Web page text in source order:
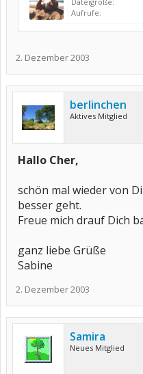
Aufrufe:
2. Dezember 2003
berlinchen
Aktives Mitglied
Hallo Cher,
schön mal wieder von
besser geht.
Freue mich drauf Dich
ganz liebe Grüße
Sabine
2. Dezember 2003
Samira
Neues Mitglied